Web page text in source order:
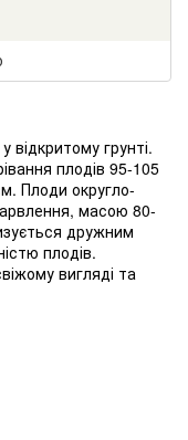
грунті.
плодів 95-105
Плоди округло-
масою 80-
дружним
плодів.
вигляді та